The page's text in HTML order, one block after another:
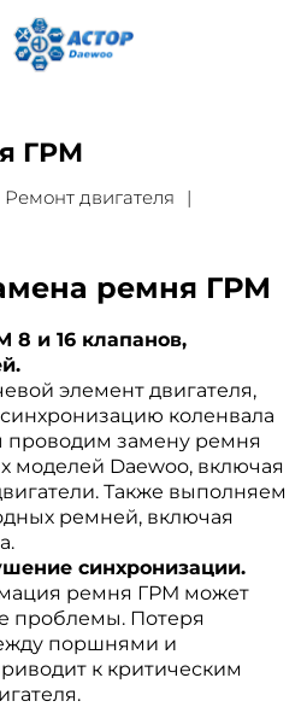
ГРМ
Ремонт двигателя
ремня ГРМ
8 и 16 клапанов,
элемент двигателя,
коленвала
проводим замену ремня
моделей Daewoo, включая
Также выполняем
ремней, включая
синхронизации.
ремня ГРМ может
проблемы. Потеря
поршнями и
к критическим